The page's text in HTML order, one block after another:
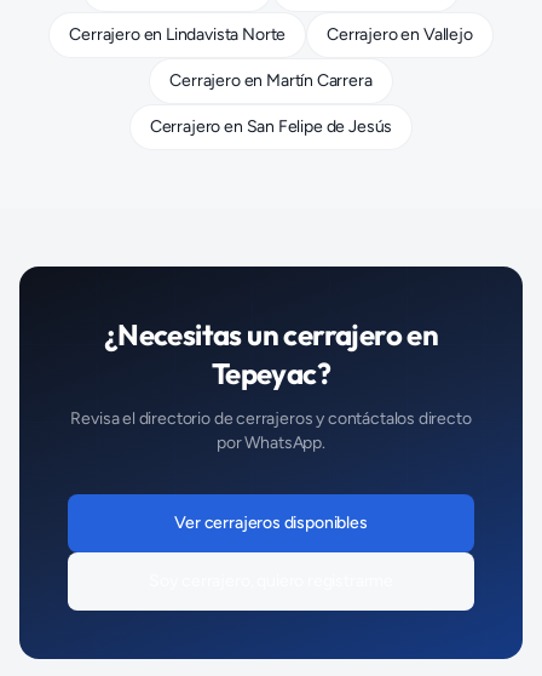
Cerrajeroen Lindavista Norte Cerrajeroen Vallejo
Cerrajeroen Martín Carrera
Cerrajeroen San Felipe de Jesús
¿Necesitas uncerrajeroen
Tepeyac?
Revisa el directorio decerrajerosy contáctalos directo
por WhatsApp.
Vercerrajeros disponibles